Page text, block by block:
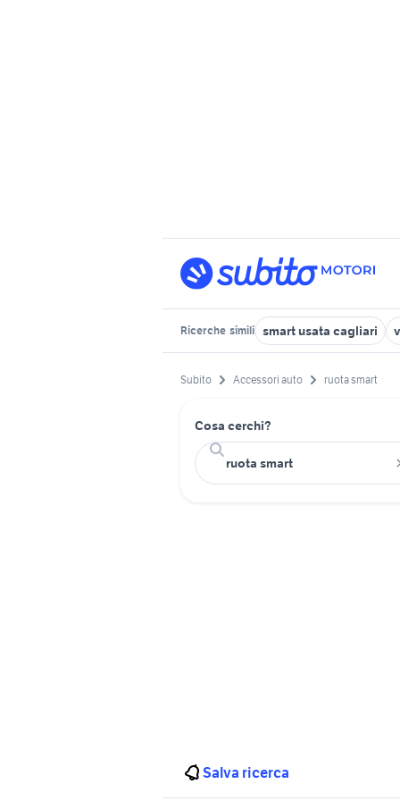
Ricerche simili smart usata cagliari
Subito Accessori auto ruota smart
Cosa cerchi?
Salva ricerca